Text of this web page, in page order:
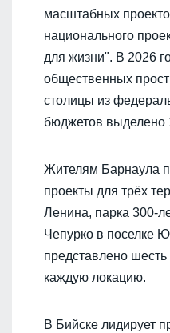
масштабных
национального
для жизни". В 2026
общественных
столицы из
бюджетов выделено
Жителям Барнаула
проекты для трёх
Ленина, парка
Чепурко в поселке
представлено
каждую локацию.
В Бийске лидирует